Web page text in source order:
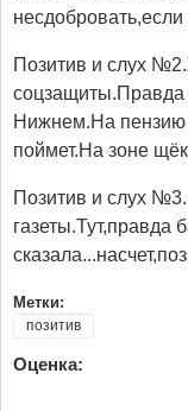
Позитив и слух
Нижнем.На пензию
поймет.На зоне
Позитив и слух
газеты.Тут,правда
Метки:
позитив
Оценка: